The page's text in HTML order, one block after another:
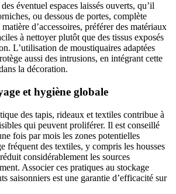
éventuel espaces laissés ouverts, qu’il
ou dessous de portes, complète
d’accessoires, préférer des matériaux
à nettoyer plutôt que des tissus exposés
L’utilisation de moustiquaires adaptées
aussi des intrusions, en intégrant cette
la décoration.
et hygiène globale
des tapis, rideaux et textiles contribue à
qui peuvent proliférer. Il est conseillé
fois par mois les zones potentielles
fréquent des textiles, y compris les housses
considérablement les sources
Associer ces pratiques au stockage
saisonniers est une garantie d’efficacité sur